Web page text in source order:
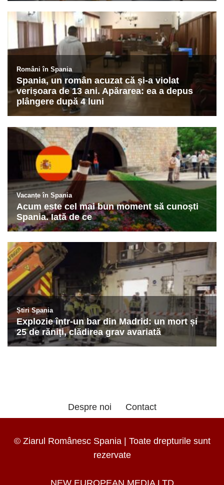
Despre noi Contact
© Ziarul Românesc Spania | Toate drepturile sunt
rezervate